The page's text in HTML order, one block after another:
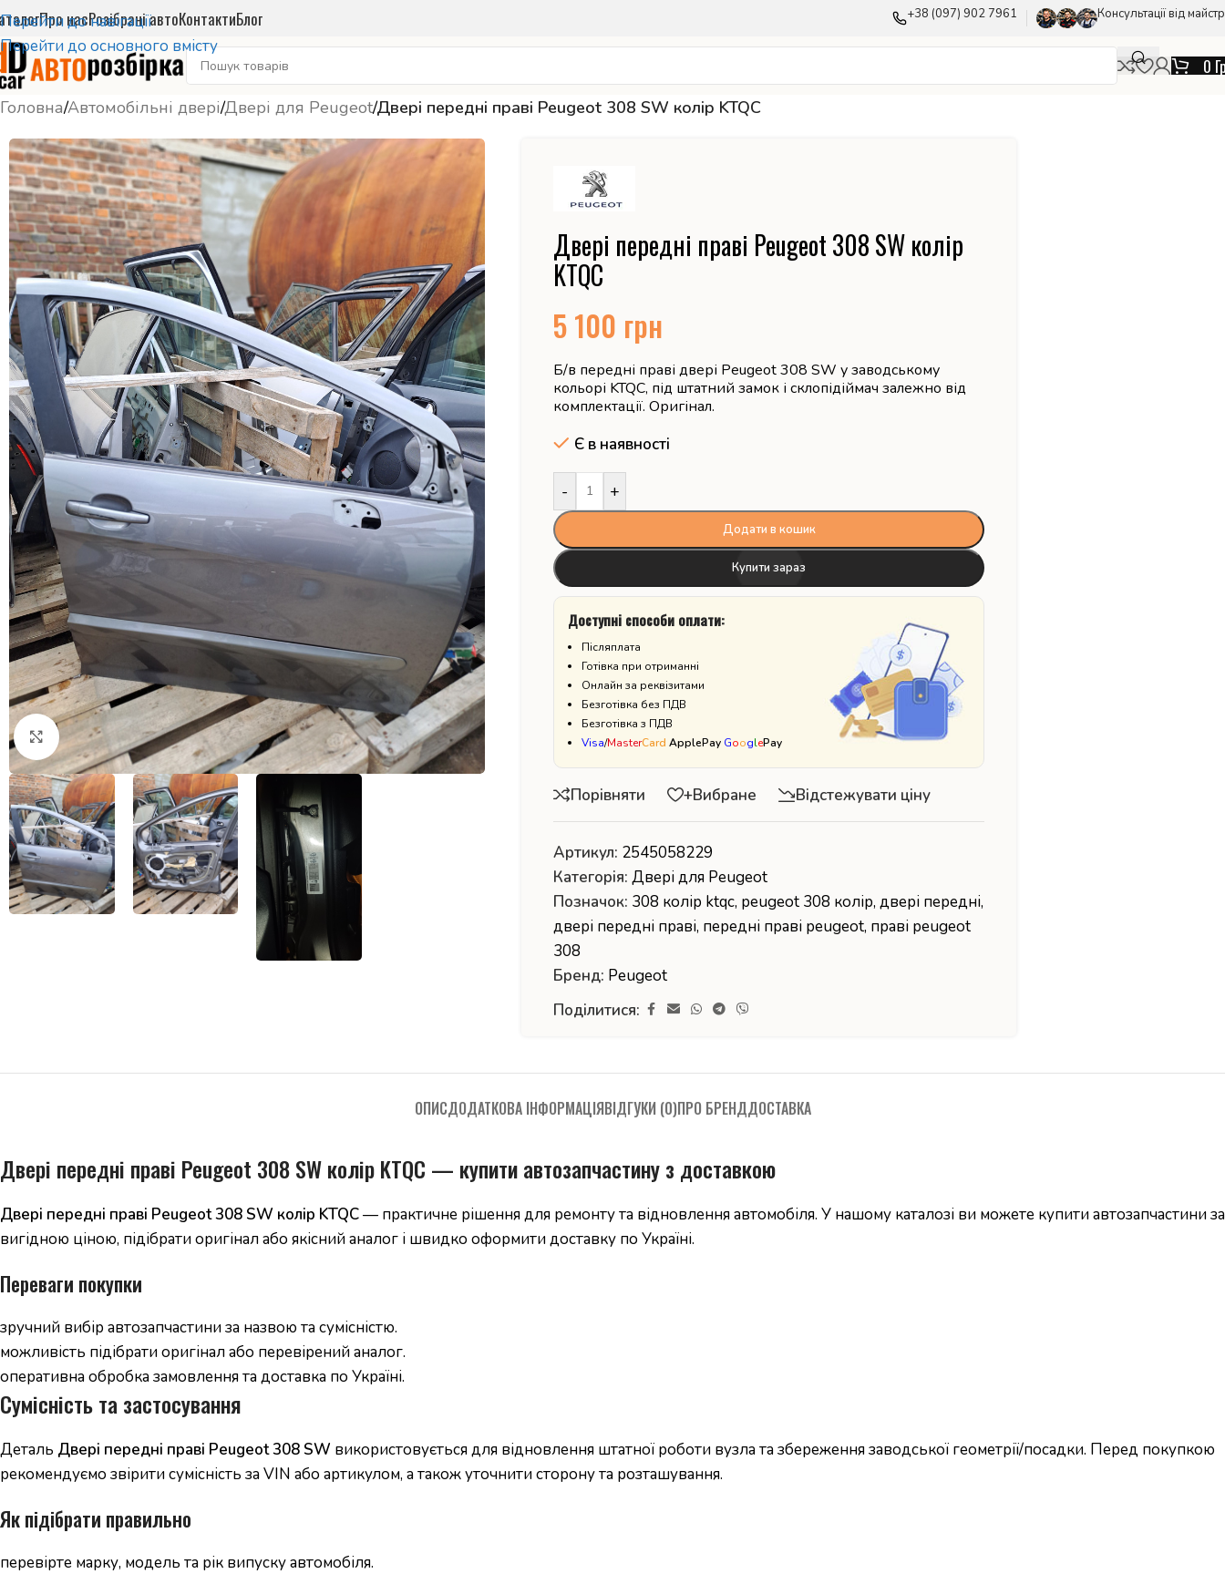
Перейти до навігації
Перейти до основного вмісту
Про насРозібрані автоКонтактиБлог +38 (097) 902 7961 Консультації від
0
Головна/Автомобільні двері/Двері для Peugeot/Двері передні праві Peugeot 308 SW колір KTQC
Натисніть, щоб збільшити
Двері передні праві Peugeot 308 SW колір
KTQC
5 100 грн
Б/в передні праві двері Peugeot 308 SW у заводському
кольорі KTQC, під штатний замок і склопідіймач залежно від
комплектації. Оригінал.
Є в наявності
- +
Додати в кошик
Купити зараз
Доступні способи оплати:
Післяплата
Готівка при отриманні
Онлайн за реквізитами
Безготівка без ПДВ
Безготівка з ПДВ
Visa/MasterCard ApplePay GooglePay
Порівняти +Вибране Відстежувати ціну
Артикул: 2545058229
Категорія: Двері для Peugeot
Позначок: 308 колір ktqc, peugeot 308 колір, двері передні,
двері передні праві, передні праві peugeot, праві peugeot
308
Бренд: Peugeot
Поділитися:
ОПИСДОДАТКОВА ІНФОРМАЦІЯВІДГУКИ (0)ПРО БРЕНДДОСТАВКА
Двері передні праві Peugeot 308 SW колір KTQC — купити автозапчастину з доставкою
Двері передні праві Peugeot 308 SW колір KTQC— практичне рішення для ремонту та відновлення автомобіля. У нашому каталозі ви можете купити автозапчастини за
вигідною ціною, підібрати оригінал або якісний аналог і швидко оформити доставку по Україні.
Переваги покупки
зручний вибір автозапчастини за назвою та сумісністю.
можливість підібрати оригінал або перевірений аналог.
оперативна обробка замовлення та доставка по Україні.
Сумісність та застосування
Деталь Двері передні праві Peugeot 308 SW використовується для відновлення штатної роботи вузла та збереження заводської геометрії/посадки. Перед покупкою
рекомендуємо звірити сумісність за VIN або артикулом, а також уточнити сторону та розташування.
Як підібрати правильно
перевірте марку, модель та рік випуску автомобіля.